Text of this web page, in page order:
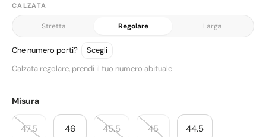
CALZATA
Stretta Regolare Larga
Che numero porti?
Calzata regolare, prendi il tuo numero abituale
Misura
47.5 46 45.5 45 44.5